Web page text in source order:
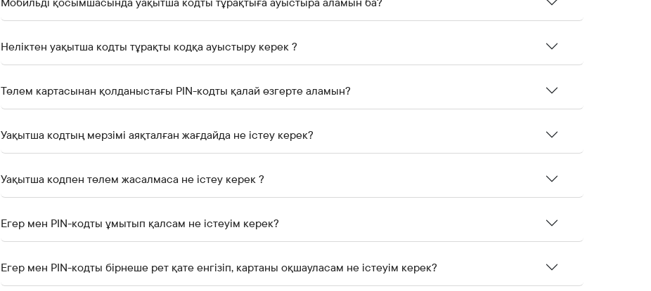
Неліктен уақытша кодты тұрақты кодқа ауыстыру керек ?
Төлем картасынан қолданыстағы PIN-кодты қалай өзгерте аламын?
Уақытша кодтың мерзімі аяқталған жағдайда не істеу керек?
Уақытша кодпен төлем жасалмаса не істеу керек ?
Егер мен PIN-кодты ұмытып қалсам не істеуім керек?
Егер мен PIN-кодты бірнеше рет қате енгізіп, картаны оқшауласам не істеуім керек?